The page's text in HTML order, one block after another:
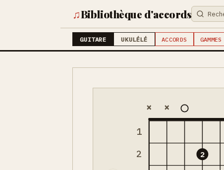
♫Bibliothèque d'accords
GUITARE UKULÉLÉ ACCORDS GAMMES
1
2
× ×
2